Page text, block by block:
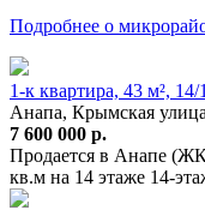
Подробнее о
1-к квартира, 43 м², 14/
Анапа, Крымская улица
7 600 000 р.
Продается в Анапе
кв.м на 14 этаже 14-